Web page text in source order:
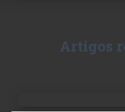
Artigos